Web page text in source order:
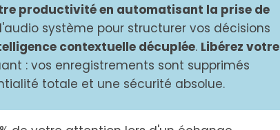
productivité en automatisant la prise de
système pour structurer vos décisions
contextuelle décuplée. Libérez votre
: vos enregistrements sont supprimés
totale et une sécurité absolue.